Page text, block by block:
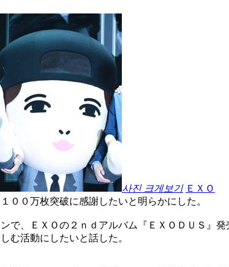
사진 크게보기 ＥＸＯ
００万枚突破に感謝したいと明らかにした。
で、ＥＸＯの２ｎｄアルバム『ＥＸＯＤＵＳ』
む活動にしたいと話した。